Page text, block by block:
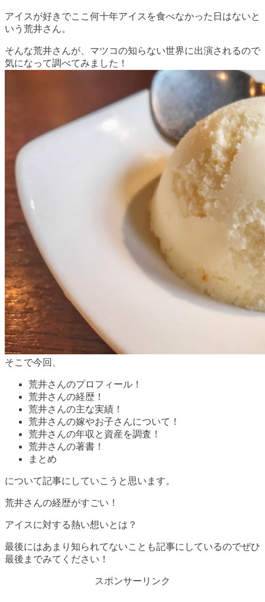
アイスが好きでここ何十年アイスを食べなかった日はないと
いう荒井さん。
そんな荒井さんが、マツコの知らない世界に出演されるので
気になって調べてみました！
そこで今回、
荒井さんのプロフィール！
荒井さんの経歴！
荒井さんの主な実績！
荒井さんの嫁やお子さんについて！
荒井さんの年収と資産を調査！
荒井さんの著書！
まとめ
について記事にしていこうと思います。
荒井さんの経歴がすごい！
アイスに対する熱い想いとは？
最後にはあまり知られてないことも記事にしているのでぜひ
最後までみてください！
スポンサーリンク